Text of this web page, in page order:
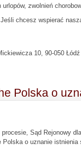
zwolnień
chcesz wspierać
10, 90-050 Łódź
Polska o
Sąd Rejonowy
o uznanie